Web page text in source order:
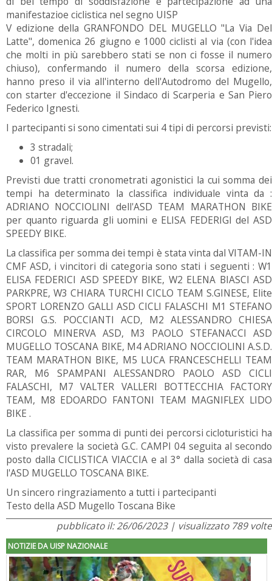
manifestazioe ciclistica nel segno UISP
V edizione della GRANFONDO DEL MUGELLO "La Via Del
Latte", domenica 26 giugno e 1000 ciclisti al via (con l'idea
che molti in più sarebbero stati se non ci fosse il numero
chiuso), confermando il numero della scorsa edizione,
hanno preso il via all'interno dell'Autodromo del Mugello,
con starter d'eccezione il Sindaco di Scarperia e San Piero
Federico Ignesti.
I partecipanti si sono cimentati sui 4 tipi di percorsi previsti:
3 stradali;
01 gravel.
Previsti due tratti cronometrati agonistici la cui somma dei
tempi ha determinato la classifica individuale vinta da :
ADRIANO NOCCIOLINI dell'ASD TEAM MARATHON BIKE
per quanto riguarda gli uomini e ELISA FEDERIGI del ASD
SPEEDY BIKE.
La classifica per somma dei tempi è stata vinta dal VITAM-IN
CMF ASD, i vincitori di categoria sono stati i seguenti : W1
ELISA FEDERICI ASD SPEEDY BIKE, W2 ELENA BIASCI ASD
PARKPRE, W3 CHIARA TURCHI CICLO TEAM S.GINESE, Elite
SPORT LORENZO GALLI ASD CICLI FALASCHI M1 STEFANO
BORSI G.S. POCCIANTI ACD, M2 ALESSANDRO CHIESA
CIRCOLO MINERVA ASD, M3 PAOLO STEFANACCI ASD
MUGELLO TOSCANA BIKE, M4 ADRIANO NOCCIOLINI A.S.D.
TEAM MARATHON BIKE, M5 LUCA FRANCESCHELLI TEAM
RAR, M6 SPAMPANI ALESSANDRO PAOLO ASD CICLI
FALASCHI, M7 VALTER VALLERI BOTTECCHIA FACTORY
TEAM, M8 EDOARDO FANTONI TEAM MAGNIFLEX LIDO
BIKE .
La classifica per somma di punti dei percorsi cicloturistici ha
visto prevalere la società G.C. CAMPI 04 seguita al secondo
posto dalla CICLISTICA VIACCIA e al 3° dalla società di casa
l'ASD MUGELLO TOSCANA BIKE.
Un sincero ringraziamento a tutti i partecipanti
Testo della ASD Mugello Toscana Bike
pubblicato il: 26/06/2023 | visualizzato 789 volte
NOTIZIE DA UISP NAZIONALE